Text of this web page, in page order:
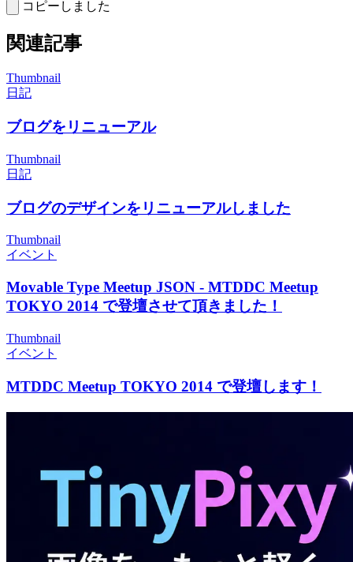
コピーしました
関連記事
Thumbnail
日記
ブログをリニューアル
Thumbnail
日記
ブログのデザインをリニューアルしました
Thumbnail
イベント
Movable Type Meetup JSON - MTDDC Meetup
TOKYO 2014 で登壇させて頂きました！
Thumbnail
イベント
MTDDC Meetup TOKYO 2014 で登壇します！